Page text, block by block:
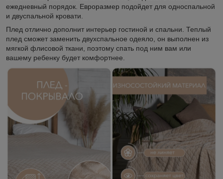
ежедневный порядок. Евроразмер подойдет для односпальной
и двуспальной кровати.
Плед отлично дополнит интерьер гостиной и спальни. Теплый
плед сможет заменить двухспальное одеяло, он выполнен из
мягкой флисовой ткани, поэтому спать под ним вам или
вашему ребенку будет комфортнее.